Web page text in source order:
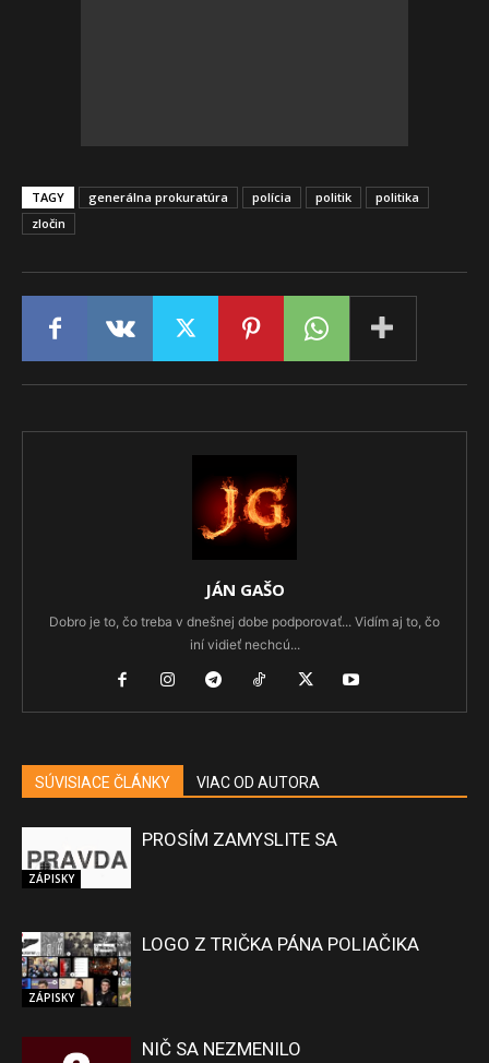
TAGY generálna prokuratúra polícia politik
politika
zločin
JÁN GAŠO
Dobro je to, čo treba v dnešnej dobe podporovať... Vidím aj to, čo
iní vidieť nechcú...
SÚVISIACE ČLÁNKY VIAC OD AUTORA
ZÁPISKY
PROSÍM ZAMYSLITE SA
ZÁPISKY
LOGO Z TRIČKA PÁNA POLIAČIKA
NIČ SA NEZMENILO